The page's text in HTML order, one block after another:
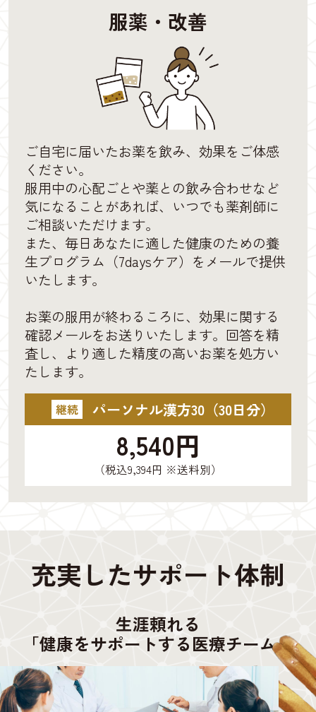
服薬・改善
ご自宅に届いたお薬を飲み、効果をご体感
ください。
服用中の心配ごとや薬との飲み合わせなど
気になることがあれば、いつでも薬剤師に
ご相談いただけます。
また、毎日あなたに適した健康のための養
生プログラム（7daysケア）をメールで提供
いたします。
お薬の服用が終わるころに、効果に関する
確認メールをお送りいたします。回答を精
査し、より適した精度の高いお薬を処方い
たします。
継続 パーソナル漢方30（30日分）
8,540円
（税込9,394円 ※送料別）
充実したサポート体制
生涯頼れる
「健康をサポートする医療チーム」